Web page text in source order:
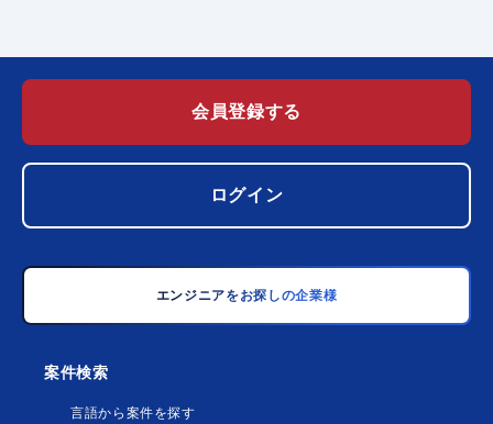
会員登録する
ログイン
エンジニアをお探しの企業様
案件検索
言語から案件を探す